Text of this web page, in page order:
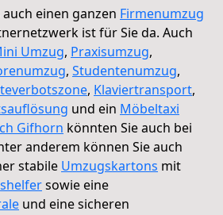
einen ganzen Firmenumzug
ist für Sie da. Auch
Umzug, Praxisumzug,
, Studentenumzug,
, Klaviertransport,
und ein Möbeltaxi
Gifhorn könnten Sie auch bei
anderem können Sie auch
stabile Umzugskartons mit
sowie eine
und eine sicheren